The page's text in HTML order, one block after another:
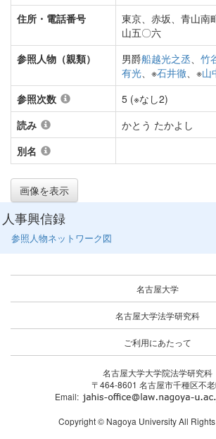
住所・電話番号
東京、赤坂、青山
山五〇六
参照人物（親類）
男爵船越光之丞、 竹
有光、※石井徹、※山
参照次数
5 (※なし2)
読み
かとう たかよし
別名
画像を表示
人事興信録
参照人物ネットワーク図
名古屋大学
名古屋大学法学研究科
ご利用にあたって
名古屋大学大学院法学研究科
〒464-8601 名古屋市千種区不
Email:
Copyright © Nagoya University All